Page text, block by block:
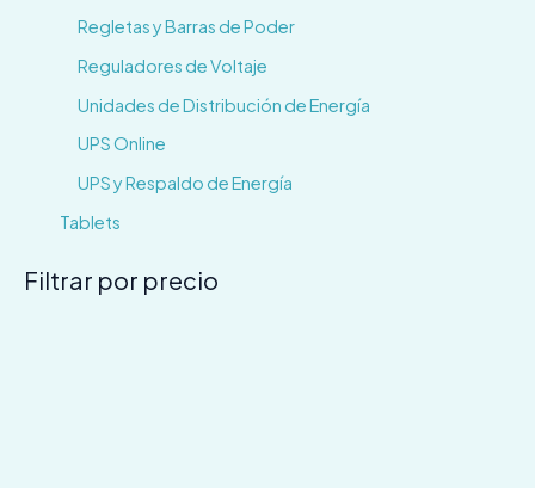
Regletas y Barras de Poder
Reguladores de Voltaje
Unidades de Distribución de Energía
UPS Online
UPS y Respaldo de Energía
Tablets
Filtrar por precio